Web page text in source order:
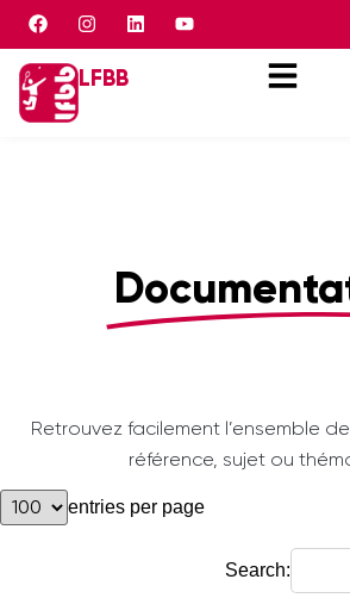
Panneau de gestion des cookies
LFBB
Retrouvez facilement l’ensemble
référence, sujet ou
entries per page
Search: